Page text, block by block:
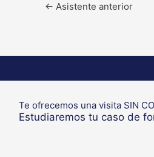
← Asistente anterior
Te ofrecemos una visita SIN
Estudiaremos tu caso de